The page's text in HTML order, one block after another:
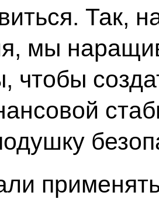
Так,
мы
чтобы